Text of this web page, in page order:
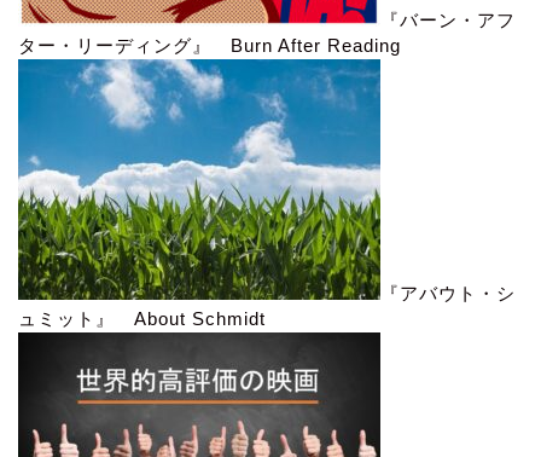
『バーン・アフ
ター・リーディング』 Burn After Reading
『アバウト・シ
ュミット』 About Schmidt